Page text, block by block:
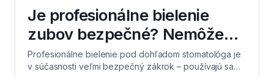
Je profesionálne bielenie
zubov bezpečné? Nemôže
poškodiť sklovinu?
Profesionálne bielenie pod dohľadom stomatológa je
v súčasnosti veľmi bezpečný zákrok – používajú sa